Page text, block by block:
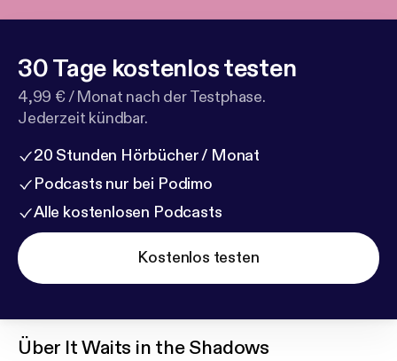
30 Tage kostenlos testen
4,99 € / Monat nach der Testphase.
Jederzeit kündbar.
20 Stunden Hörbücher / Monat
Podcasts nur bei Podimo
Alle kostenlosen Podcasts
Kostenlos testen
Über It Waits in the Shadows